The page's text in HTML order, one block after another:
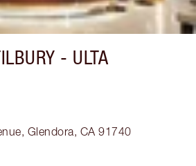
- ULTA
Glendora, CA 91740